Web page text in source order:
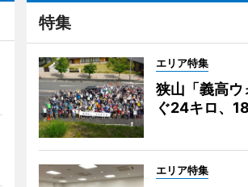
特集
エリア特集
狭山「義高
ぐ24キロ、
エリア特集